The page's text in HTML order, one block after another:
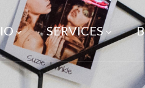
SERVICES